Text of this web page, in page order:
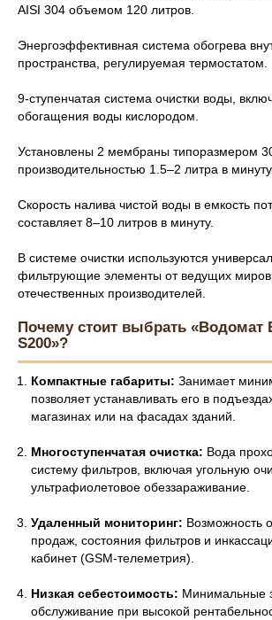
AISI 304 объемом 120 литров.
Энергоэффективная система обогрева
пространства, регулируемая термостатом.
9-ступенчатая система очистки воды,
обогащения воды кислородом.
Установлены 2 мембраны типоразмером
производительностью 1.5–2 литра в минуту.
Скорость налива чистой воды в емкость
составляет 8–10 литров в минуту.
В системе очистки используются
фильтрующие элементы от ведущих
отечественных производителей.
Почему стоит выбрать «Водомат
S200»?
Компактные габариты: Занимает
позволяет устанавливать его в
магазинах или на фасадах зданий.
Многоступенчатая очистка: Вода
систему фильтров, включая угольную
ультрафиолетовое обеззараживание.
Удаленный мониторинг: Возможность
продаж, состояния фильтров и
кабинет (GSM-телеметрия).
Низкая себестоимость: Минимальные
обслуживание при высокой